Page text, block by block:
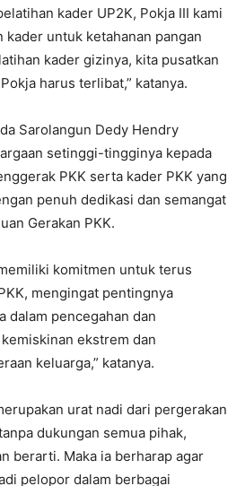
kader UP2K, Pokja III kami
kader untuk ketahanan pangan
kader gizinya, kita pusatkan
harus terlibat,” katanya.
Sarolangun Dedy Hendry
setinggi-tingginya kepada
PKK serta kader PKK yang
penuh dedikasi dan semangat
Gerakan PKK.
komitmen untuk terus
mengingat pentingnya
dalam pencegahan dan
ekstrem dan
keluarga,” katanya.
urat nadi dari pergerakan
dukungan semua pihak,
berarti. Maka ia berharap agar
pelopor dalam berbagai